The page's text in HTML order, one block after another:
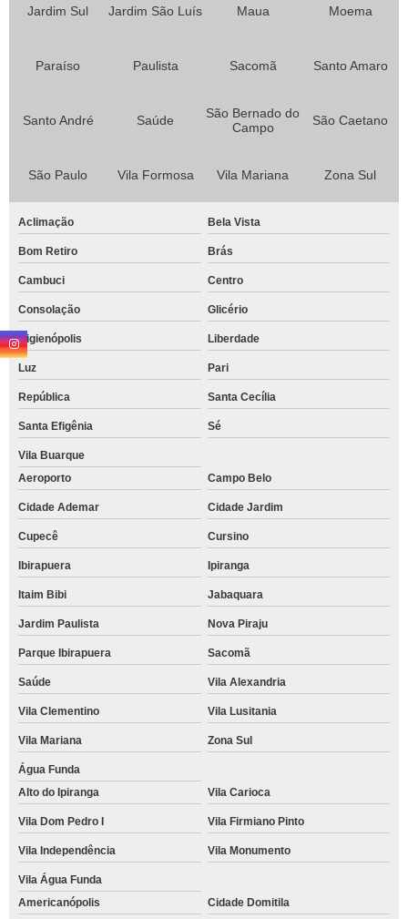
Jardim Sul Jardim São Luís Maua Moema
Paraíso Paulista Sacomã Santo Amaro
Santo André Saúde
São Bernado do
Campo
São Caetano
São Paulo Vila Formosa Vila Mariana Zona Sul
Aclimação Bela Vista
Bom Retiro Brás
Cambuci Centro
Consolação Glicério
Higienópolis Liberdade
Luz Pari
República Santa Cecília
Santa Efigênia Sé
Vila Buarque
Aeroporto
Campo Belo
Cidade Ademar Cidade Jardim
Cupecê Cursino
Ibirapuera Ipiranga
Itaim Bibi Jabaquara
Jardim Paulista Nova Piraju
Parque Ibirapuera Sacomã
Saúde Vila Alexandria
Vila Clementino Vila Lusitania
Vila Mariana Zona Sul
Água Funda
Alto do Ipiranga
Vila Carioca
Vila Dom Pedro I Vila Firmiano Pinto
Vila Independência Vila Monumento
Vila Água Funda
Americanópolis
Cidade Domitila